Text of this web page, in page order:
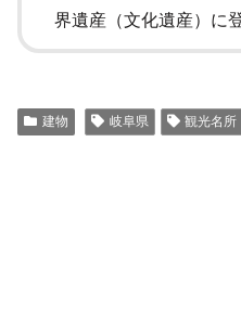
界遺産（文化遺産）に
建物 岐阜県 観光名所